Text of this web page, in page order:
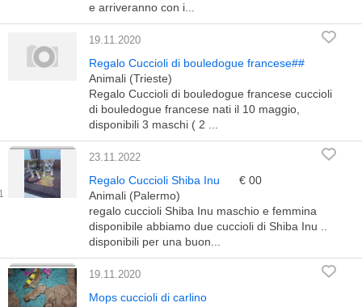
e arriveranno con i...
19.11.2020
Regalo Cuccioli di bouledogue francese##
Animali (Trieste)
Regalo Cuccioli di bouledogue francese cuccioli
di bouledogue francese nati il 10 maggio,
disponibili 3 maschi ( 2 ...
23.11.2022
Regalo Cuccioli Shiba Inu
€ 00
Animali (Palermo)
regalo cuccioli Shiba Inu maschio e femmina
disponibile abbiamo due cuccioli di Shiba Inu ..
disponibili per una buon...
19.11.2020
Mops cuccioli di carlino